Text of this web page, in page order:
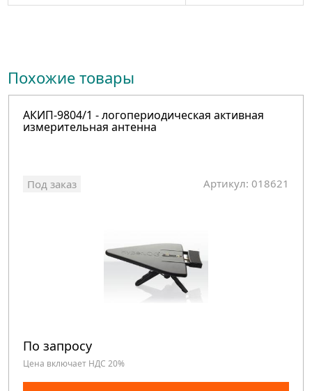
Похожие товары
АКИП-9804/1 - логопериодическая активная
измерительная антенна
Под заказ Артикул: 018621
По запросу
Цена включает НДС 20%